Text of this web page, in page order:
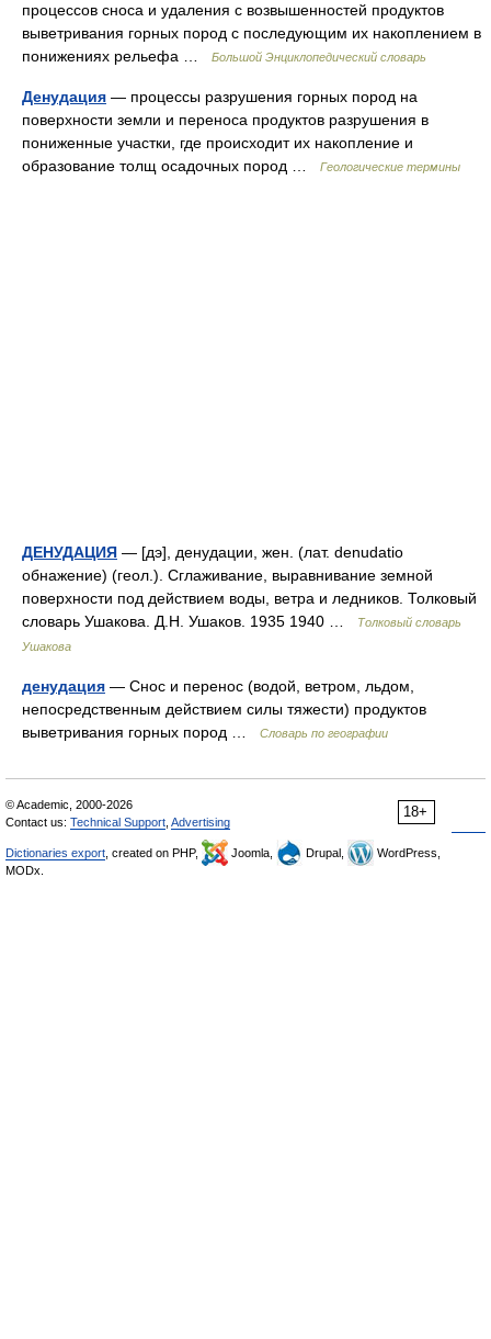
процессов сноса и удаления с возвышенностей продуктов
выветривания горных пород с последующим их накоплением в
понижениях рельефа …
Большой Энциклопедический словарь
Денудация — процессы разрушения горных пород на
поверхности земли и переноса продуктов разрушения в
пониженные участки, где происходит их накопление и
образование толщ осадочных пород …
Геологические термины
ДЕНУДАЦИЯ — [дэ], денудации, жен. (лат. denudatio
обнажение) (геол.). Сглаживание, выравнивание земной
поверхности под действием воды, ветра и ледников. Толковый
словарь Ушакова. Д.Н. Ушаков. 1935 1940 …
Толковый словарь
Ушакова
денудация — Снос и перенос (водой, ветром, льдом,
непосредственным действием силы тяжести) продуктов
выветривания горных пород …
Словарь по географии
18+
© Academic, 2000-2026
Contact us: Technical Support Advertising
Dictionaries export , created on PHP, Joomla, Drupal,
WordPress,
MODx.